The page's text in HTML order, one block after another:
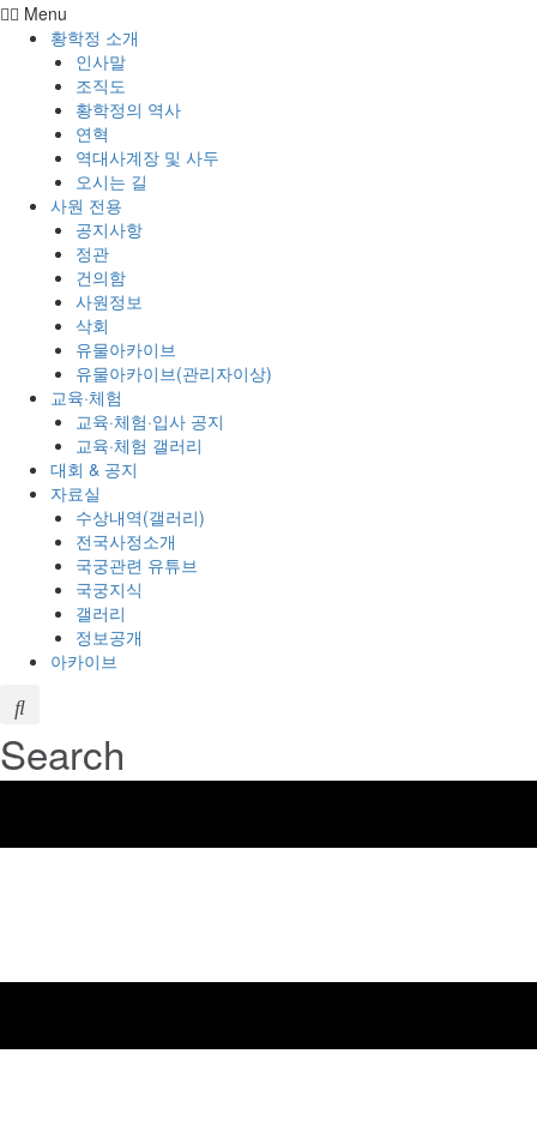
Menu
황학정 소개
인사말
조직도
황학정의 역사
연혁
역대사계장 및 사두
오시는 길
사원 전용
공지사항
정관
건의함
사원정보
삭회
유물아카이브
유물아카이브(관리자이상)
교육·체험
교육·체험·입사 공지
교육·체험 갤러리
대회 & 공지
자료실
수상내역(갤러리)
전국사정소개
국궁관련 유튜브
국궁지식
갤러리
정보공개
아카이브
Search